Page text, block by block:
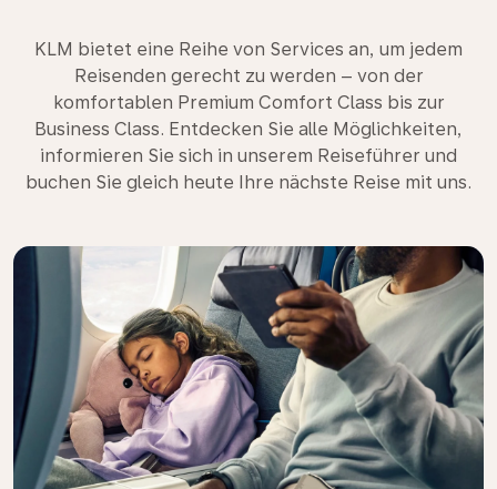
KLM bietet eine Reihe von Services an, um jedem
Reisenden gerecht zu werden – von der
komfortablen Premium Comfort Class bis zur
Business Class. Entdecken Sie alle Möglichkeiten,
informieren Sie sich in unserem Reiseführer und
buchen Sie gleich heute Ihre nächste Reise mit uns.